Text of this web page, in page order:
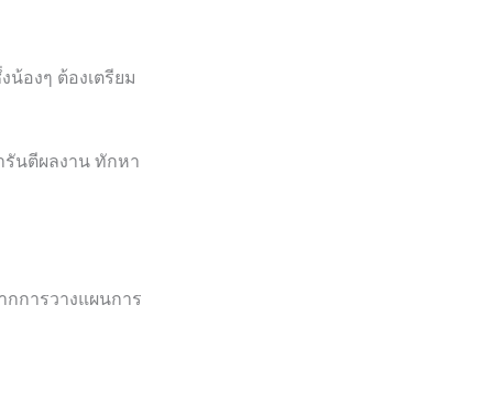
องๆ ต้องเตรียม
นตีผลงาน ทักหา
การวางแผนการ